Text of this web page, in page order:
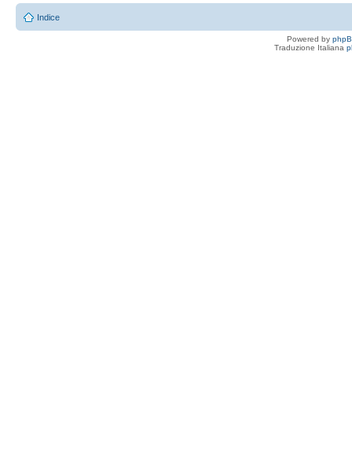
Indice
Powered by
Traduzione Italiana